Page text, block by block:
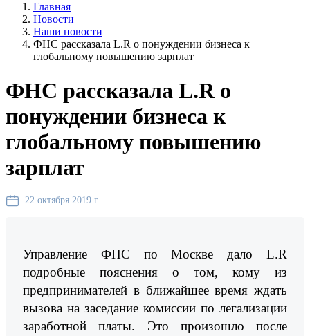
Главная
Новости
Наши новости
ФНС рассказала L.R о понуждении бизнеса к
глобальному повышению зарплат
ФНС рассказала L.R о
понуждении бизнеса к
глобальному повышению
зарплат
22 октября 2019 г.
Управление ФНС по Москве дало L.R
подробные пояснения о том, кому из
предпринимателей в ближайшее время ждать
вызова на заседание комиссии по легализации
заработной платы. Это произошло после